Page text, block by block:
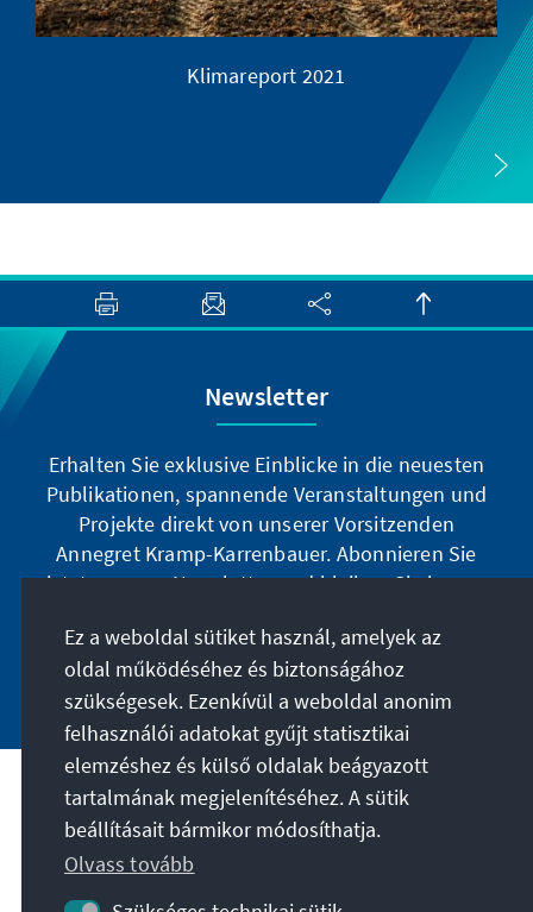
Klimareport 2021
Newsletter
Erhalten Sie exklusive Einblicke in die neuesten
Publikationen, spannende Veranstaltungen und
Projekte direkt von unserer Vorsitzenden
Annegret Kramp-Karrenbauer. Abonnieren Sie
jetzt unseren Newsletter und bleiben Sie immer
Jetzt abonnieren
A célunk
Kapcsolat
Ez a weboldal sütiket használ, amelyek az
oldal működéséhez és biztonságához
szükségesek. Ezenkívül a weboldal anonim
felhasználói adatokat gyűjt statisztikai
elemzéshez és külső oldalak beágyazott
tartalmának megjelenítéséhez. A sütik
beállításait bármikor módosíthatja.
Olvass tovább